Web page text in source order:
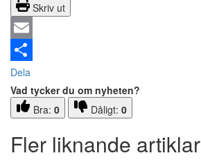
Skriv ut
Email
Dela
Vad tycker du om nyheten?
Bra: 0 Dåligt: 0
Fler liknande artiklar